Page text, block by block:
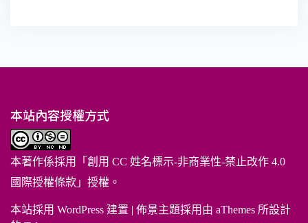
本站內容授權方式
本著作係採用「 創用 CC 姓名標示-非商業性-禁止改作 4.0
國際授權條款 」授權。
本站採用 WordPress 建置 | 佈景主題採用由 aThemes 所設計